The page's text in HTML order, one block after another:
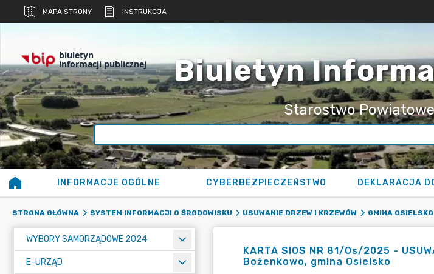
MAPA STRONY INSTRUKCJA
biuletyn
informacji publicznej Biuletyn
Starostwo
INFORMACJE OGÓLNE CYBERBEZPIECZEŃSTWO
STRONA GŁÓWNA SYSTEM INFORMACJI O ŚRODOWISKU USUWANIE DRZEW I KRZEWÓW GMINA OSIELSKO
WYBORY SAMORZĄDOWE 2024
E-URZĄD
KARTA SIOS NR 81/Os/2025 -
Bożenkowo, gmina Osielsko